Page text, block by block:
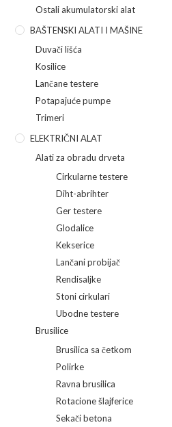
Ostali akumulatorski alat
BAŠTENSKI ALATI I MAŠINE
Duvači lišća
Kosilice
Lančane testere
Potapajuće pumpe
Trimeri
ELEKTRIČNI ALAT
Alati za obradu drveta
Cirkularne testere
Diht-abrihter
Ger testere
Glodalice
Kekserice
Lančani probijač
Rendisaljke
Stoni cirkulari
Ubodne testere
Brusilice
Brusilica sa četkom
Polirke
Ravna brusilica
Rotacione šlajferice
Sekači betona